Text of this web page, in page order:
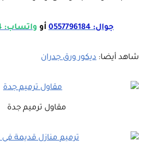
جوال: 0557796184 أو واتساب: 0557796184
شاهد أيضا: ديكور ورق جدران
مقاول ترميم جدة